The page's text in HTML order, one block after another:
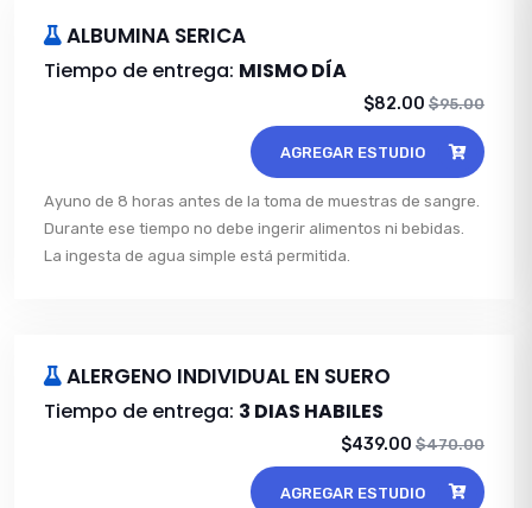
ALBUMINA SERICA
Tiempo de entrega: MISMO DÍA
$82.00 $95.00
AGREGAR ESTUDIO
Ayuno de 8 horas antes de la toma de muestras de sangre.
Durante ese tiempo no debe ingerir alimentos ni bebidas.
La ingesta de agua simple está permitida.
ALERGENO INDIVIDUAL EN SUERO
Tiempo de entrega: 3 DIAS HABILES
$439.00 $470.00
AGREGAR ESTUDIO